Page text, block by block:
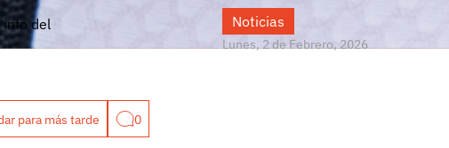
info del
Noticias
Lunes, 2 de Febrero, 2026
para más tarde 0